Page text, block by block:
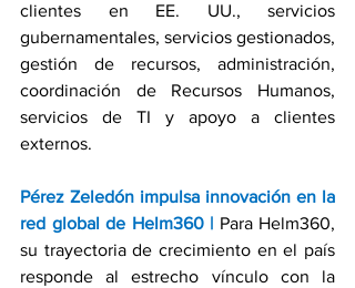
clientes en EE. UU., servicios
gubernamentales, servicios gestionados,
gestión de recursos, administración,
coordinación de Recursos Humanos,
servicios de TI y apoyo a clientes
externos.
Pérez Zeledón impulsa innovación en la
red global de Helm360 | Para Helm360,
su trayectoria de crecimiento en el país
responde al estrecho vínculo con la